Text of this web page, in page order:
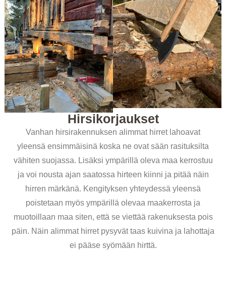
Hirsikorjaukset
Vanhan hirsirakennuksen alimmat hirret lahoavat
yleensä ensimmäisinä koska ne ovat sään rasituksilta
vähiten suojassa. Lisäksi ympärillä oleva maa kerrostuu
ja voi nousta ajan saatossa hirteen kiinni ja pitää näin
hirren märkänä. Kengityksen yhteydessä yleensä
poistetaan myös ympärillä olevaa maakerrosta ja
muotoillaan maa siten, että se viettää rakenuksesta pois
päin. Näin alimmat hirret pysyvät taas kuivina ja lahottaja
ei pääse syömään hirttä.